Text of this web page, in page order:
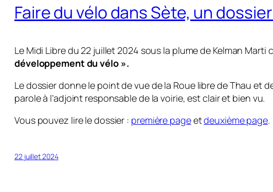
Faire du vélo dans Sète, un
Le Midi Libre du 22 juillet 2024 sous la plume de Kelman
développement du vélo ».
Le dossier donne le point de vue de la Roue libre de Thau
parole à l’adjoint responsable de la voirie, est clair et bien vu.
Vous pouvez lire le dossier : première pageetdeuxième page.
22 juillet 2024